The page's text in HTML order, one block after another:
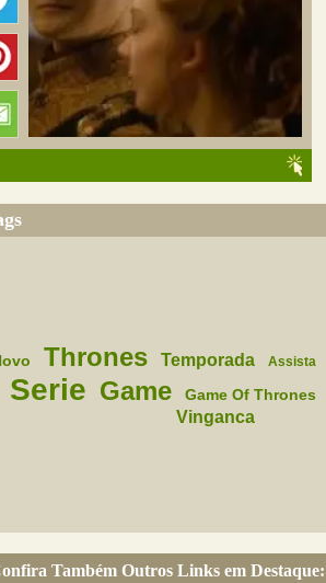
Thrones Temporada Assista
Serie Game Game Of Thrones
Vinganca
Também Outros Links em Destaque: